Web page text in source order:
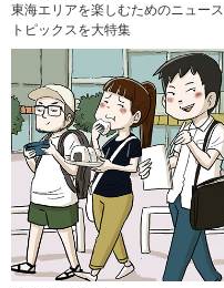
東海エリアを楽しむためのニュー
トピックスを大特集